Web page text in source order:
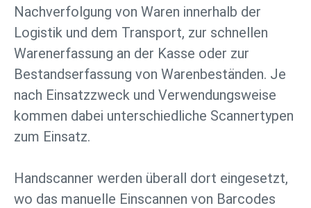
Nachverfolgung von Waren innerhalb der
Logistik und dem Transport, zur schnellen
Warenerfassung an der Kasse oder zur
Bestandserfassung von Warenbeständen. Je
nach Einsatzzweck und Verwendungsweise
kommen dabei unterschiedliche Scannertypen
zum Einsatz.
Handscanner werden überall dort eingesetzt,
wo das manuelle Einscannen von Barcodes